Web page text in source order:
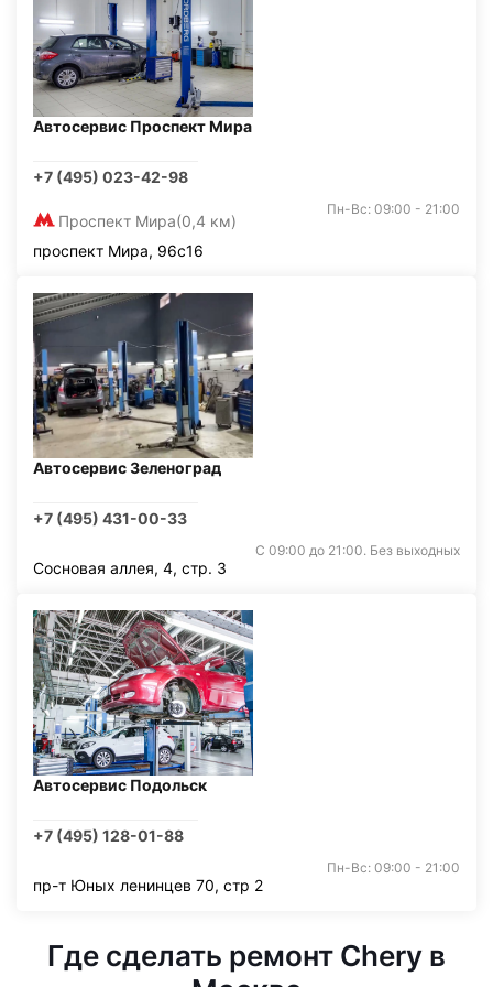
Автосервис Проспект Мира
+7 (495) 023-42-98
Проспект Мира(0,4 км)
Пн-Вс: 09:00 - 21:00
проспект Мира, 96с16
Автосервис Зеленоград
+7 (495) 431-00-33
С 09:00 до 21:00. Без выходных
Сосновая аллея, 4, стр. 3
Автосервис Подольск
+7 (495) 128-01-88
Пн-Вс: 09:00 - 21:00
пр-т Юных ленинцев 70, стр 2
Где сделать ремонт Chery в